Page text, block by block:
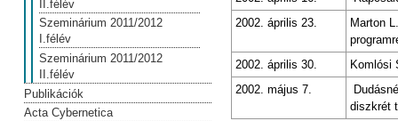
2002. április 23.
Marton
2002. április 30.
Komlósi
2002. május 7.
diszkrét
II.félév
Szeminárium 2011/2012
I.félév
Szeminárium 2011/2012
II.félév
Publikációk
Acta Cybernetica